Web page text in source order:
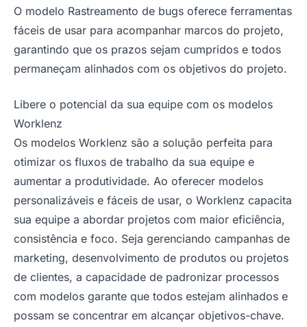
O modelo Rastreamento de bugs oferece ferramentas
fáceis de usar para acompanhar marcos do projeto,
garantindo que os prazos sejam cumpridos e todos
permaneçam alinhados com os objetivos do projeto.
Libere o potencial da sua equipe com os modelos
Worklenz
Os modelos Worklenz são a solução perfeita para
otimizar os fluxos de trabalho da sua equipe e
aumentar a produtividade. Ao oferecer modelos
personalizáveis e fáceis de usar, o Worklenz capacita
sua equipe a abordar projetos com maior eficiência,
consistência e foco. Seja gerenciando campanhas de
marketing, desenvolvimento de produtos ou projetos
de clientes, a capacidade de padronizar processos
com modelos garante que todos estejam alinhados e
possam se concentrar em alcançar objetivos-chave.